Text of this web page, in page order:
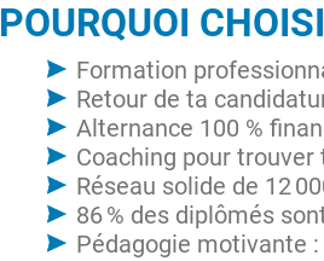
POURQUOI
Formation
Retour de ta
Alternance 100 %
Coaching pour
Réseau solide de 12
86 % des diplômés
Pédagogie motivante